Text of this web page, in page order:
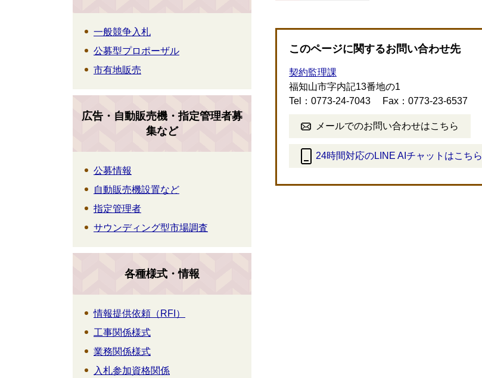
このページに関するお問い合わせ先
契約監理課
福知山市字内記13番地の1
Tel：0773-24-7043
Fax：0773-23-6537
メールでのお問い合わせはこちら
24時間対応のLINE AIチャットはこちら
外
一般競争入札
公募型プロポーザル
市有地販売
広告・自動販売機・指定管理者募
集など
公募情報
自動販売機設置など
指定管理者
サウンディング型市場調査
各種様式・情報
情報提供依頼（RFI）
工事関係様式
業務関係様式
入札参加資格関係